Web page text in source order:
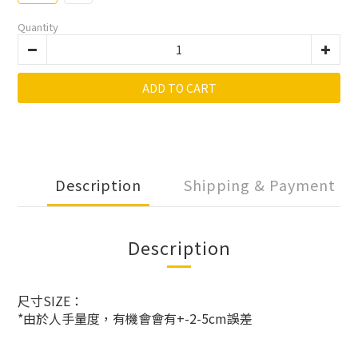
Quantity
ADD TO CART
Description Shipping & Payment
Description
尺寸SIZE：
*由於人手量度，有機會會有+-2-5cm誤差